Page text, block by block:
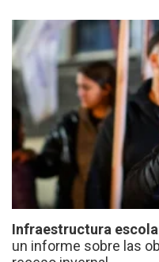
Infraestructura
un informe sobre las